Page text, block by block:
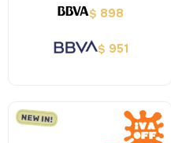
$ 898
$ 951